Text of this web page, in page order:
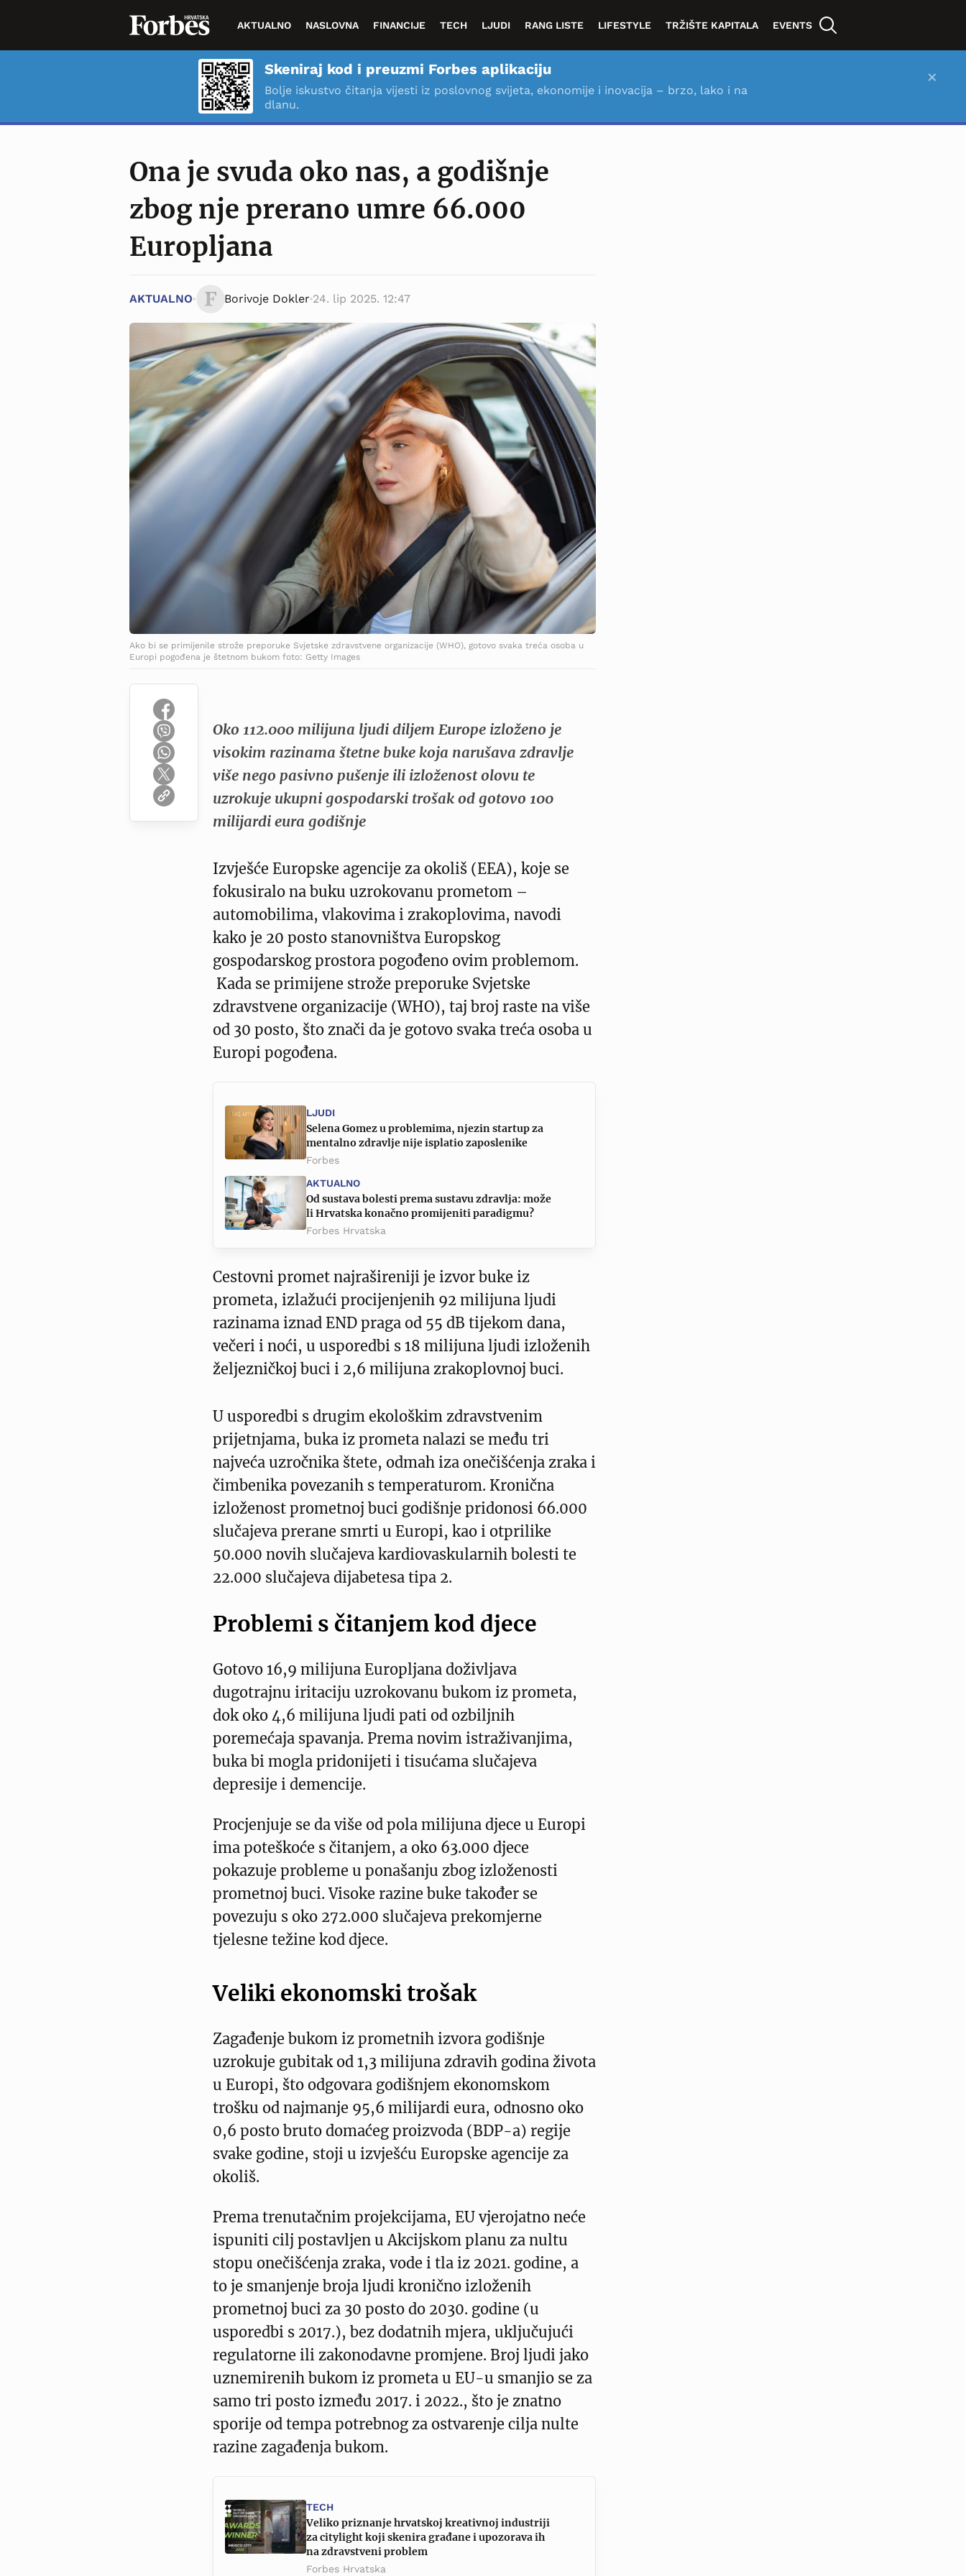
AKTUALNO NASLOVNA FINANCIJE TECH LJUDI RANG LISTE LIFESTYLE TRŽIŠTE KAPITALA EVENTS
Skeniraj kod i preuzmi Forbes aplikaciju
Bolje iskustvo čitanja vijesti iz poslovnog svijeta, ekonomije i inovacija – brzo, lako i na
dlanu.
×
Ona je svuda oko nas, a godišnje
zbog nje prerano umre 66.000
Europljana
AKTUALNO Borivoje Dokler 24. lip 2025. 12:47
Ako bi se primijenile strože preporuke Svjetske zdravstvene organizacije (WHO), gotovo svaka treća osoba u
Europi pogođena je štetnom bukom foto: Getty Images
Oko 112.000 milijuna ljudi diljem Europe izloženo je
visokim razinama štetne buke koja narušava zdravlje
više nego pasivno pušenje ili izloženost olovu te
uzrokuje ukupni gospodarski trošak od gotovo 100
milijardi eura godišnje
Izvješće Europske agencije za okoliš (EEA), koje se
fokusiralo na buku uzrokovanu prometom –
automobilima, vlakovima i zrakoplovima, navodi
kako je 20 posto stanovništva Europskog
gospodarskog prostora pogođeno ovim problemom.
Kada se primijene strože preporuke Svjetske
zdravstvene organizacije (WHO), taj broj raste na više
od 30 posto, što znači da je gotovo svaka treća osoba u
Europi pogođena.
LJUDI
Selena Gomez u problemima, njezin startup za
mentalno zdravlje nije isplatio zaposlenike
Forbes
AKTUALNO
Od sustava bolesti prema sustavu zdravlja: može
li Hrvatska konačno promijeniti paradigmu?
Forbes Hrvatska
Cestovni promet najrašireniji je izvor buke iz
prometa, izlažući procijenjenih 92 milijuna ljudi
razinama iznad END praga od 55 dB tijekom dana,
večeri i noći, u usporedbi s 18 milijuna ljudi izloženih
željezničkoj buci i 2,6 milijuna zrakoplovnoj buci.
U usporedbi s drugim ekološkim zdravstvenim
prijetnjama, buka iz prometa nalazi se među tri
najveća uzročnika štete, odmah iza onečišćenja zraka i
čimbenika povezanih s temperaturom. Kronična
izloženost prometnoj buci godišnje pridonosi 66.000
slučajeva prerane smrti u Europi, kao i otprilike
50.000 novih slučajeva kardiovaskularnih bolesti te
22.000 slučajeva dijabetesa tipa 2.
Problemi s čitanjem kod djece
Gotovo 16,9 milijuna Europljana doživljava
dugotrajnu iritaciju uzrokovanu bukom iz prometa,
dok oko 4,6 milijuna ljudi pati od ozbiljnih
poremećaja spavanja. Prema novim istraživanjima,
buka bi mogla pridonijeti i tisućama slučajeva
depresije i demencije.
Procjenjuje se da više od pola milijuna djece u Europi
ima poteškoće s čitanjem, a oko 63.000 djece
pokazuje probleme u ponašanju zbog izloženosti
prometnoj buci. Visoke razine buke također se
povezuju s oko 272.000 slučajeva prekomjerne
tjelesne težine kod djece.
Veliki ekonomski trošak
Zagađenje bukom iz prometnih izvora godišnje
uzrokuje gubitak od 1,3 milijuna zdravih godina života
u Europi, što odgovara godišnjem ekonomskom
trošku od najmanje 95,6 milijardi eura, odnosno oko
0,6 posto bruto domaćeg proizvoda (BDP-a) regije
svake godine, stoji u izvješću Europske agencije za
okoliš.
Prema trenutačnim projekcijama, EU vjerojatno neće
ispuniti cilj postavljen u Akcijskom planu za nultu
stopu onečišćenja zraka, vode i tla iz 2021. godine, a
to je smanjenje broja ljudi kronično izloženih
prometnoj buci za 30 posto do 2030. godine (u
usporedbi s 2017.), bez dodatnih mjera, uključujući
regulatorne ili zakonodavne promjene. Broj ljudi jako
uznemirenih bukom iz prometa u EU-u smanjio se za
samo tri posto između 2017. i 2022., što je znatno
sporije od tempa potrebnog za ostvarenje cilja nulte
razine zagađenja bukom.
TECH
Veliko priznanje hrvatskoj kreativnoj industriji
za citylight koji skenira građane i upozorava ih
na zdravstveni problem
Forbes Hrvatska